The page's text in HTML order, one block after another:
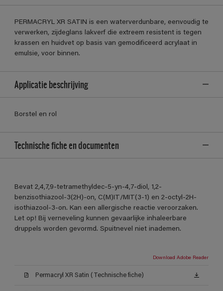
PERMACRYL XR SATIN is een waterverdunbare, eenvoudig te
verwerken, zijdeglans lakverf die extreem resistent is tegen
krassen en huidvet op basis van gemodificeerd acrylaat in
emulsie, voor binnen.
Applicatie beschrijving
Borstel en rol
Technische fiche en documenten
Bevat 2,4,7,9-tetramethyldec-5-yn-4,7-diol, 1,2-
benzisothiazool-3(2H)-on, C(M)IT/MIT(3-1) en 2-octyl-2H-
isothiazool-3-on. Kan een allergische reactie veroorzaken.
Let op! Bij verneveling kunnen gevaarlijke inhaleerbare
druppels worden gevormd. Spuitnevel niet inademen.
Download Adobe Reader
Permacryl XR Satin (Technische fiche)